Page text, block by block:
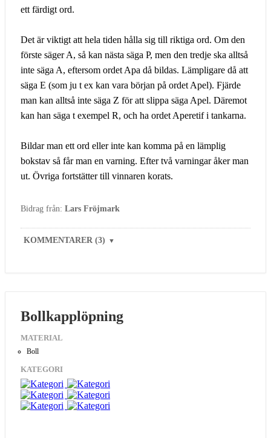
ett färdigt ord.
Det är viktigt att hela tiden hålla sig till riktiga ord. Om den
förste säger A, så kan nästa säga P, men den tredje ska alltså
inte säga A, eftersom ordet Apa då bildas. Lämpligare då att
säga E (som ju t ex kan vara början på ordet Apel). Fjärde
man kan alltså inte säga Z för att slippa säga Apel. Däremot
kan han säga t exempel R, och ha ordet Aperetif i tankarna.
Bildar man ett ord eller inte kan komma på en lämplig
bokstav så får man en varning. Efter två varningar åker man
ut. Övriga fortstätter till vinnaren korats.
Bidrag från: Lars Fröjmark
KOMMENTARER (3) ▼
Bollkapplöpning
MATERIAL
Boll
KATEGORI